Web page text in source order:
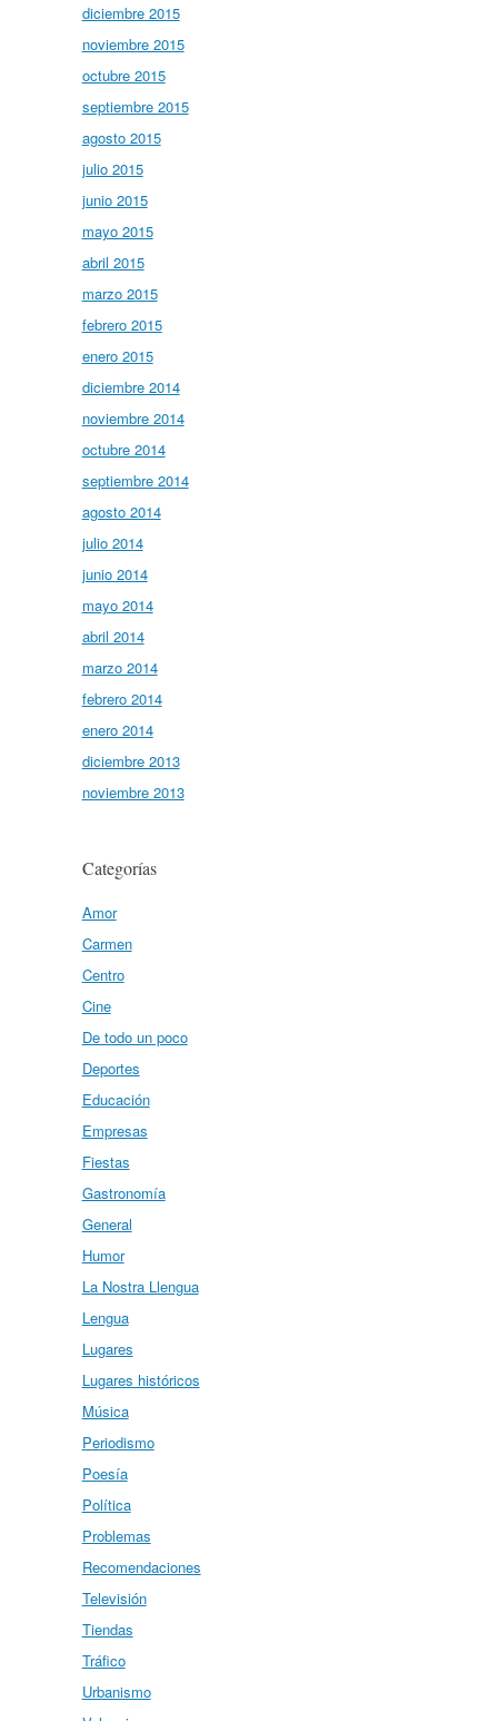
diciembre 2015
noviembre 2015
octubre 2015
septiembre 2015
agosto 2015
julio 2015
junio 2015
mayo 2015
abril 2015
marzo 2015
febrero 2015
enero 2015
diciembre 2014
noviembre 2014
octubre 2014
septiembre 2014
agosto 2014
julio 2014
junio 2014
mayo 2014
abril 2014
marzo 2014
febrero 2014
enero 2014
diciembre 2013
noviembre 2013
Categorías
Amor
Carmen
Centro
Cine
De todo un poco
Deportes
Educación
Empresas
Fiestas
Gastronomía
General
Humor
La Nostra Llengua
Lengua
Lugares
Lugares históricos
Música
Periodismo
Poesía
Política
Problemas
Recomendaciones
Televisión
Tiendas
Tráfico
Urbanismo